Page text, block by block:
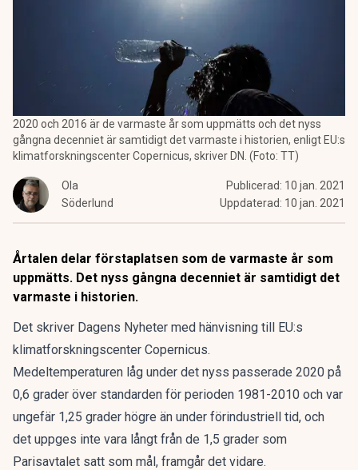
2020 och 2016 är de varmaste år som uppmätts och det nyss
gångna decenniet är samtidigt det varmaste i historien, enligt EU:s
klimatforskningscenter Copernicus, skriver DN. (Foto: TT)
Ola
Söderlund
Publicerad: 10 jan. 2021
Uppdaterad: 10 jan. 2021
Årtalen delar förstaplatsen som de varmaste år som
uppmätts. Det nyss gångna decenniet är samtidigt det
varmaste i historien.
Det skriver Dagens Nyheter med hänvisning till EU:s
klimatforskningscenter Copernicus.
Medeltemperaturen låg under det nyss passerade 2020 på
0,6 grader över standarden för perioden 1981-2010 och var
ungefär 1,25 grader högre än under förindustriell tid, och
det uppges inte vara långt från de 1,5 grader som
Parisavtalet satt som mål, framgår det vidare.